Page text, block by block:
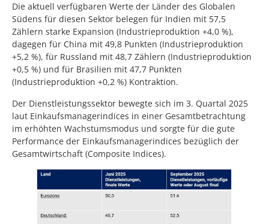
Die aktuell verfügbaren Werte der Länder des Globalen
Südens für diesen Sektor belegen für Indien mit 57,5
Zählern starke Expansion (Industrieproduktion +4,0 %),
dagegen für China mit 49,8 Punkten (Industrieproduktion
+5,2 %), für Russland mit 48,7 Zählern (Industrieproduktion
+0,5 %) und für Brasilien mit 47,7 Punkten
(Industrieproduktion +0,2 %) Kontraktion.
Der Dienstleistungssektor bewegte sich im 3. Quartal 2025
laut Einkaufsmanagerindices in einer Gesamtbetrachtung
im erhöhten Wachstumsmodus und sorgte für die gute
Performance der Einkaufsmanagerindices bezüglich der
Gesamtwirtschaft (Composite Indices).